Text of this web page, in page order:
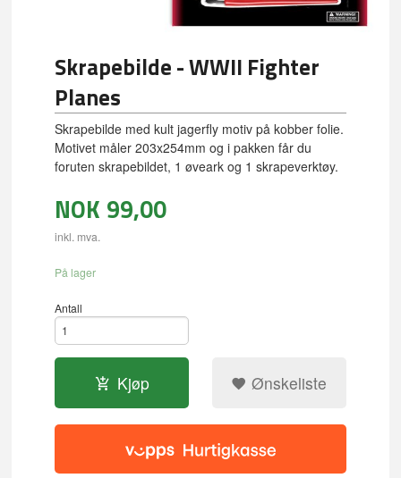
Skrapebilde - WWII Fighter
Planes
Skrapebilde med kult jagerfly motiv på kobber folie.
Motivet måler 203x254mm og i pakken får du
foruten skrapebildet, 1 øveark og 1 skrapeverktøy.
NOK 99,00
inkl. mva.
På lager
Antall
Kjøp Ønskeliste